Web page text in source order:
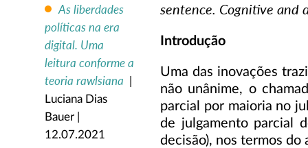
As liberdades
políticas na era
digital. Uma
leitura conforme a
teoria rawlsiana
Luciana Dias
Bauer |
12.07.2021
sentence. Cognitive and
Introdução
Uma das inovações
não unânime, o
parcial por maioria no
de julgamento parcial
decisão), nos termos do